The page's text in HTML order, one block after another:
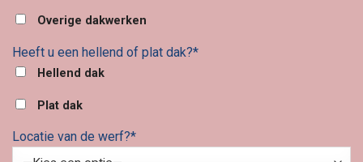
Overige dakwerken
Heeft u een hellend of plat dak?*
Hellend dak
Plat dak
Locatie van de werf?*